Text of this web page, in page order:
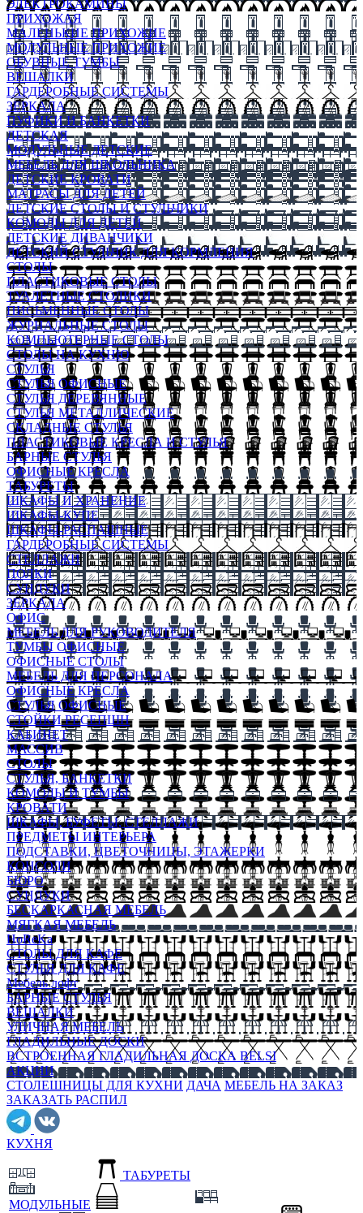
ЭЛЕКТРОКАМИНЫ
ПРИХОЖАЯ
МАЛЕНЬКИЕ ПРИХОЖИЕ
МОДУЛЬНЫЕ ПРИХОЖИЕ
ОБУВНЫЕ ТУМБЫ
ВЕШАЛКИ
ГАРДЕРОБНЫЕ СИСТЕМЫ
ЗЕРКАЛА
ПУФИКИ И БАНКЕТКИ
ДЕТСКАЯ
МОДУЛЬНЫЕ ДЕТСКИЕ
МЕБЕЛЬ ДЛЯ ШКОЛЬНИКА
ДЕТСКИЕ КРОВАТИ
МАТРАСЫ ДЛЯ ДЕТЕЙ
ДЕТСКИЕ СТОЛЫ И СТУЛЬЧИКИ
КОМОДЫ ДЛЯ ДЕТЕЙ
ДЕТСКИЕ ДИВАНЧИКИ
ДЕТСКИЙ СТУЛЬЧИК ДЛЯ КОРМЛЕНИЯ
СТОЛЫ
ПЛАСТИКОВЫЕ СТОЛЫ
ТУАЛЕТНЫЕ СТОЛИКИ
ПИСЬМЕННЫЕ СТОЛЫ
ЖУРНАЛЬНЫЕ СТОЛЫ
КОМПЬЮТЕРНЫЕ СТОЛЫ
СТОЛЫ НА КУХНЮ
СТУЛЬЯ
СТУЛЬЯ ОФИСНЫЕ
СТУЛЬЯ ДЕРЕВЯННЫЕ
СТУЛЬЯ МЕТАЛЛИЧЕСКИЕ
СКЛАДНЫЕ СТУЛЬЯ
ПЛАСТИКОВЫЕ КРЕСЛА И СТУЛЬЯ
БАРНЫЕ СТУЛЬЯ
ОФИСНЫЕ КРЕСЛА
ТАБУРЕТЫ
ШКАФЫ И ХРАНЕНИЕ
ШКАФЫ-КУПЕ
ШКАФЫ-РАСПАШНЫЕ
ГАРДЕРОБНЫЕ СИСТЕМЫ
СТЕЛЛАЖИ
ПОЛКИ
СУНДУКИ
ЗЕРКАЛА
ОФИС
МЕБЕЛЬ ДЛЯ РУКОВОДИТЕЛЯ
ТУМБЫ ОФИСНЫЕ
ОФИСНЫЕ СТОЛЫ
МЕБЕЛЬ ДЛЯ ПЕРСОНАЛА
ОФИСНЫЕ КРЕСЛА
СТУЛЬЯ ОФИСНЫЕ
СТОЙКИ РЕСЕПШН
КАБИНЕТ
МАССИВ
СТОЛЫ
СТУЛЬЯ, БАНКЕТКИ
КОМОДЫ И ТУМБЫ
КРОВАТИ
ШКАФЫ, БУФЕТЫ, СТЕЛЛАЖИ
ПРЕДМЕТЫ ИНТЕРЬЕРА
ПОДСТАВКИ, ЦВЕТОЧНИЦЫ, ЭТАЖЕРКИ
КОНСОЛИ
БЮРО
СУНДУКИ
БЕСКАРКАСНАЯ МЕБЕЛЬ
МЯГКАЯ МЕБЕЛЬ
HoReKa
СТОЛЫ ДЛЯ КАФЕ
СТУЛЬЯ ДЛЯ КАФЕ
Мебель лофт
БАРНЫЕ СТУЛЬЯ
ВЕШАЛКИ
УЛИЧНАЯ МЕБЕЛЬ
ГЛАДИЛЬНЫЕ ДОСКИ
ВСТРОЕННАЯ ГЛАДИЛЬНАЯ ДОСКА BELSI
АКЦИИ
СТОЛЕШНИЦЫ ДЛЯ КУХНИ ДАЧА МЕБЕЛЬ НА ЗАКАЗ
ЗАКАЗАТЬ РАСПИЛ
КУХНЯ
МОДУЛЬНЫЕ
ТАБУРЕТЫ